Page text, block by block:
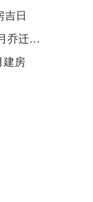
吉日
2026年4月乔迁最佳吉日 2026年6月乔迁日子
建房